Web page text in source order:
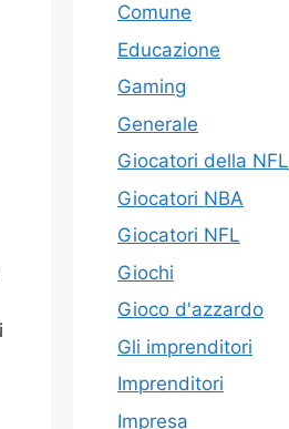
Comune
Educazione
Gaming
Generale
Giocatori della NFL
Giocatori NBA
Giocatori NFL
Giochi
Gioco d'azzardo
Gli imprenditori
Imprenditori
Impresa